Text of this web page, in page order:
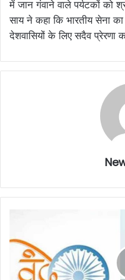
में जान गंवाने वाले पर्यटकों को
साय ने कहा कि भारतीय सेना
देशवासियों के लिए सदैव प्रेरणा